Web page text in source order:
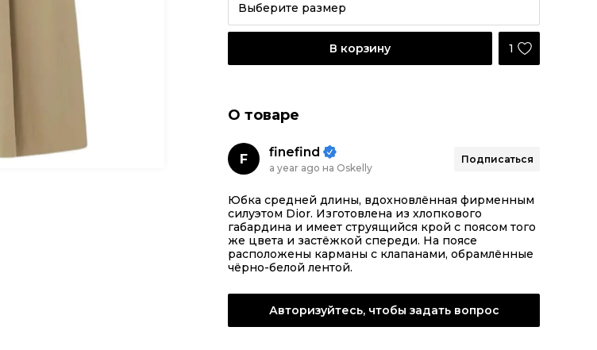
Выберите размер
В корзину 1
О товаре
F finefind
a year ago на Oskelly
Подписаться
Юбка средней длины, вдохновлённая фирменным
силуэтом Dior. Изготовлена из хлопкового
габардина и имеет струящийся крой с поясом того
же цвета и застёжкой спереди. На поясе
расположены карманы с клапанами, обрамлённые
чёрно-белой лентой.
Авторизуйтесь, чтобы задать вопрос